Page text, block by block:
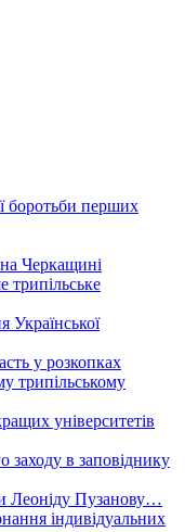
боротьби перших
Черкащині
трипільське
у розкопках
трипільському
університетів
в заповіднику
Леоніду Пузанову…
індивідуальних